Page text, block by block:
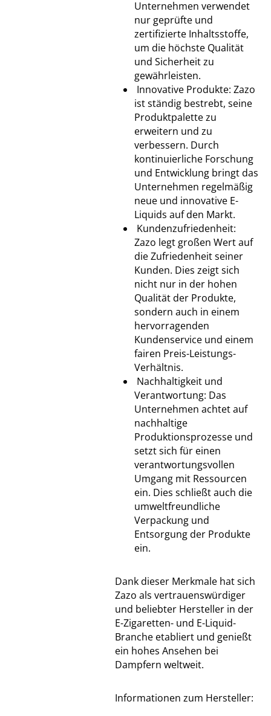
Unternehmen verwendet
nur geprüfte und
zertifizierte Inhaltsstoffe,
um die höchste Qualität
und Sicherheit zu
gewährleisten.
Innovative Produkte: Zazo
ist ständig bestrebt, seine
Produktpalette zu
erweitern und zu
verbessern. Durch
kontinuierliche Forschung
und Entwicklung bringt das
Unternehmen regelmäßig
neue und innovative E-
Liquids auf den Markt.
Kundenzufriedenheit:
Zazo legt großen Wert auf
die Zufriedenheit seiner
Kunden. Dies zeigt sich
nicht nur in der hohen
Qualität der Produkte,
sondern auch in einem
hervorragenden
Kundenservice und einem
fairen Preis-Leistungs-
Verhältnis.
Nachhaltigkeit und
Verantwortung: Das
Unternehmen achtet auf
nachhaltige
Produktionsprozesse und
setzt sich für einen
verantwortungsvollen
Umgang mit Ressourcen
ein. Dies schließt auch die
umweltfreundliche
Verpackung und
Entsorgung der Produkte
ein.
Dank dieser Merkmale hat sich
Zazo als vertrauenswürdiger
und beliebter Hersteller in der
E-Zigaretten- und E-Liquid-
Branche etabliert und genießt
ein hohes Ansehen bei
Dampfern weltweit.
Informationen zum Hersteller: